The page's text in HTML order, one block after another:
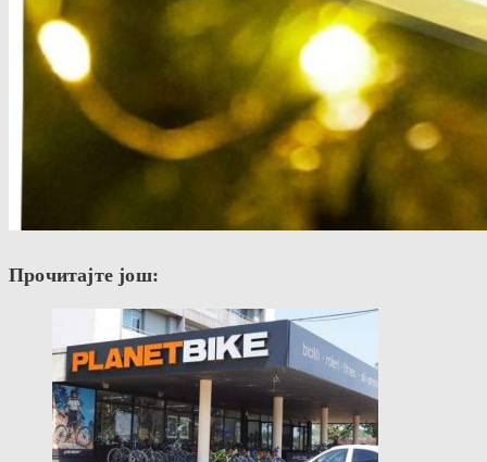
Прочитајте још: